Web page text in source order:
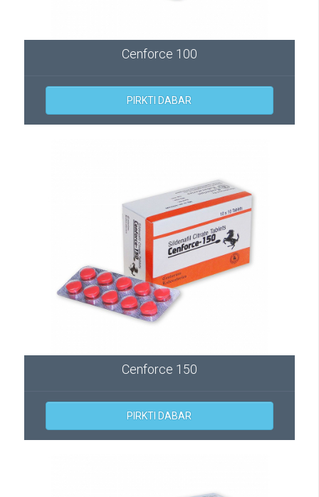
Cenforce 100
PIRKTI DABAR
Cenforce 150
PIRKTI DABAR